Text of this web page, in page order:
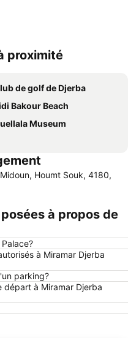
proximité
de golf de Djerba
Bakour Beach
Museum
Houmt Souk, 4180,
à propos de
à Miramar Djerba
parking?
départ à Miramar Djerba